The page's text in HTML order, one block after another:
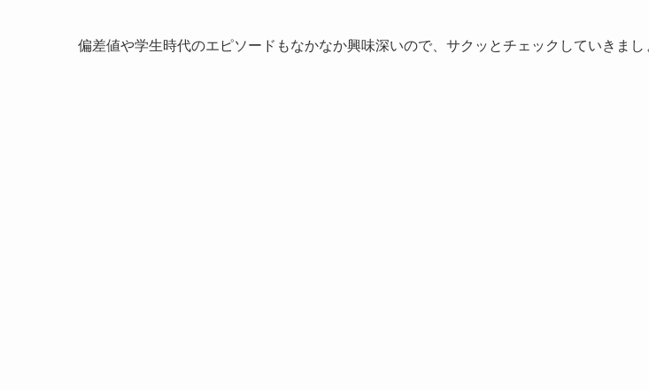
偏差値や学生時代のエピソードもなかなか興味深いので、サクッとチェックしていきまし